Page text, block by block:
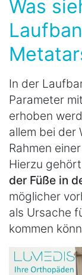
Was
In der
Parameter
erhoben
allem bei der
Rahmen
Hierzu
der Füße in
möglicher
als Ursache
kommen